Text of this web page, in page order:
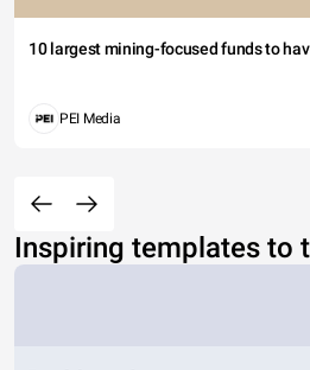
10 largest mining-focused funds to
PEI Media
Inspiring templates to